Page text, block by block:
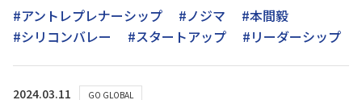
#アントレプレナーシップ
#ノジマ
#本間毅
#シリコンバレー
#スタートアップ #リーダーシップ
2024.03.11 GO GLOBAL